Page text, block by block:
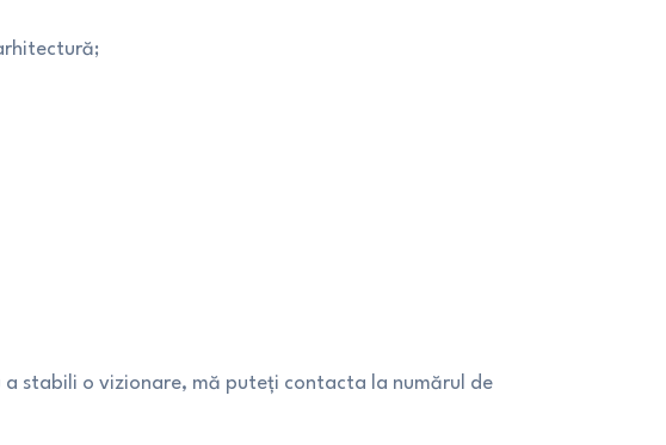
a stabili o vizionare, mă puteți contacta la numărul de